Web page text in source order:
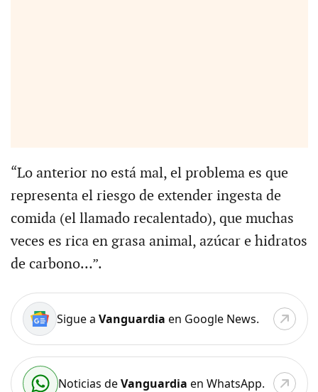
“Lo anterior no está mal, el problema es que
representa el riesgo de extender ingesta de
comida (el llamado recalentado), que muchas
veces es rica en grasa animal, azúcar e hidratos
de carbono…”.
Sigue a Vanguardia en Google News.
Noticias deVanguardia en WhatsApp.